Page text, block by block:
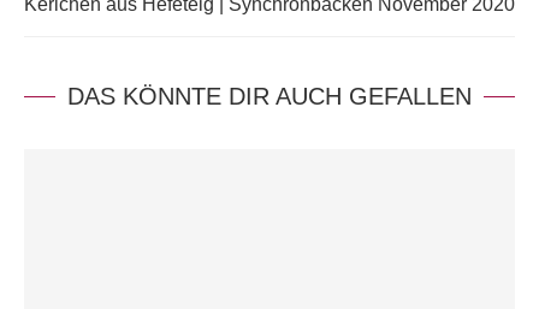
Kerlchen aus Hefeteig | Synchronbacken November 2020
DAS KÖNNTE DIR AUCH GEFALLEN